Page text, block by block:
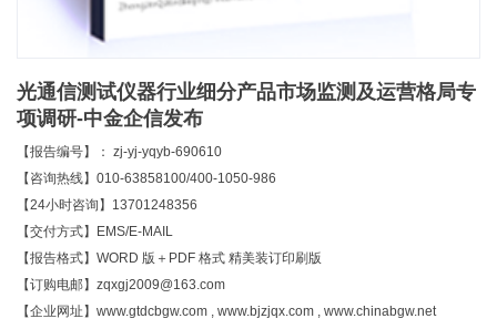
光通信测试仪器行业细分产品市场监测及运营格局专
项调研-中金企信发布
【报告编号】： zj-yj-yqyb-690610
【咨询热线】010-63858100/400-1050-986
【24小时咨询】13701248356
【交付方式】EMS/E-MAIL
【报告格式】WORD 版＋PDF 格式 精美装订印刷版
【订购电邮】zqxgj2009@163.com
【企业网址】www.gtdcbgw.com , www.bjzjqx.com , www.chinabgw.net